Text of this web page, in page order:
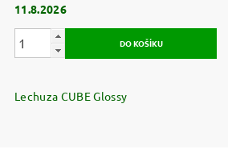
11.8.2026
Lechuza CUBE Glossy